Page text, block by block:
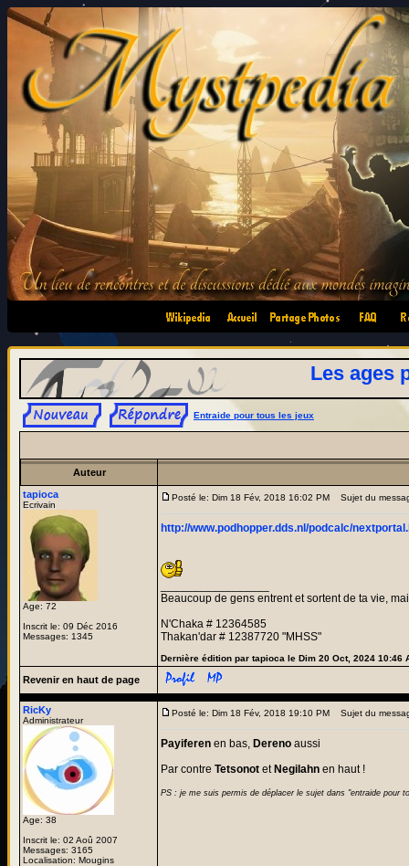
•
Les ages
Entraide pour tous les jeux
Auteur
tapioca
Ecrivain
Age: 72
Inscrit le: 09 Déc 2016
Messages: 1345
Posté le: Dim 18 Fév, 2018 16:02 PM Sujet du
http://www.podhopper.dds.nl/podcalc/
Beaucoup de gens entrent et sortent de ta vie,
N'Chaka # 12364585
Thakan'dar # 12387720 "MHSS"
Dernière édition par tapioca le Dim 20 Oct, 2024 10:46
Revenir en haut de page
RicKy
Administrateur
Age: 38
Inscrit le: 02 Aoû 2007
Messages: 3165
Localisation: Mougins
Posté le: Dim 18 Fév, 2018 19:10 PM Sujet du
Payiferen en bas, Dereno aussi
Par contre Tetsonot et Negilahn en haut !
PS : je me suis permis de déplacer le sujet dans "entraide pour